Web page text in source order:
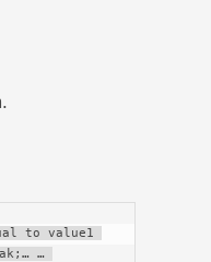
to value1
…